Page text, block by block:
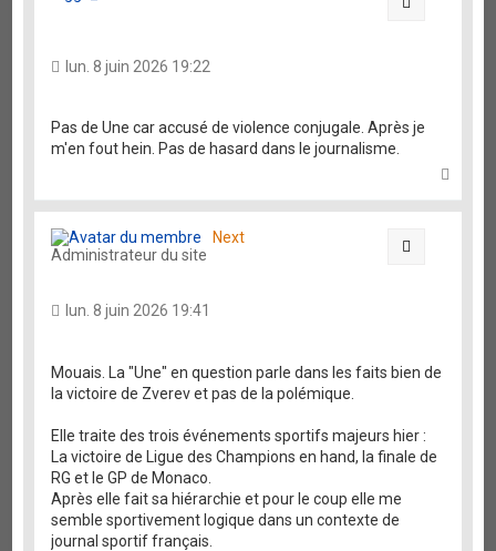
lun. 8 juin 2026 19:22
Pas de Une car accusé de violence conjugale. Après je
m'en fout hein. Pas de hasard dans le journalisme.
u
Next
Administrateur du site
lun. 8 juin 2026 19:41
Mouais. La "Une" en question parle dans les faits bien de
la victoire de Zverev et pas de la polémique.
Elle traite des trois événements sportifs majeurs hier :
La victoire de Ligue des Champions en hand, la finale de
RG et le GP de Monaco.
Après elle fait sa hiérarchie et pour le coup elle me
semble sportivement logique dans un contexte de
journal sportif français.